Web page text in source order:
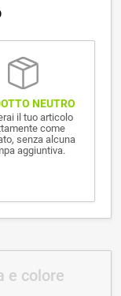
NEUTRO
il tuo articolo
come
senza alcuna
aggiuntiva.
e colore